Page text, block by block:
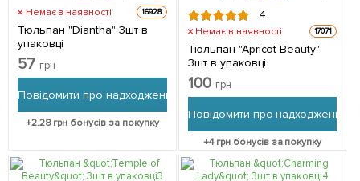
Немає в наявності 16928
Тюльпан "Diantha" 3шт в
упаковці
57 грн
Повідомити про надходження
+2.28грн бонусів за покупку
4
Немає в наявності 17071
Тюльпан "Apricot Beauty"
3шт в упаковці
100 грн
Повідомити про надходження
+4грн бонусів за покупку